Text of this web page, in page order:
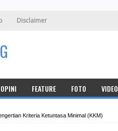
Disclaimer
OPINI FEATURE FOTO VIDEO
Kriteria Ketuntasa Minimal (KKM)